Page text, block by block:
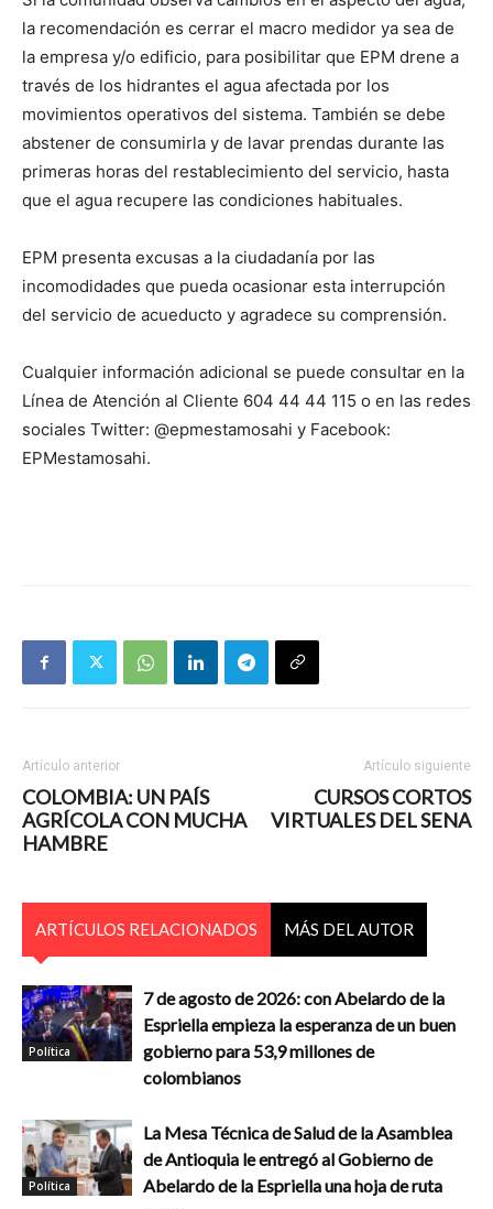
la recomendación es cerrar el macro medidor ya sea de
la empresa y/o edificio, para posibilitar que EPM drene a
través de los hidrantes el agua afectada por los
movimientos operativos del sistema. También se debe
abstener de consumirla y de lavar prendas durante las
primeras horas del restablecimiento del servicio, hasta
que el agua recupere las condiciones habituales.
EPM presenta excusas a la ciudadanía por las
incomodidades que pueda ocasionar esta interrupción
del servicio de acueducto y agradece su comprensión.
Cualquier información adicional se puede consultar en la
Línea de Atención al Cliente 604 44 44 115 o en las redes
sociales Twitter: @epmestamosahi y Facebook:
EPMestamosahi.
Artículo anterior
COLOMBIA: UN PAÍS
AGRÍCOLA CON MUCHA
HAMBRE
Artículo siguiente
CURSOS CORTOS
VIRTUALES DEL SENA
ARTÍCULOS RELACIONADOS MÁS DEL AUTOR
Política
7 de agosto de 2026: con Abelardo de la
Espriella empieza la esperanza de un buen
gobierno para 53,9 millones de
colombianos
Política
La Mesa Técnica de Salud de la Asamblea
de Antioquia le entregó al Gobierno de
Abelardo de la Espriella una hoja de ruta